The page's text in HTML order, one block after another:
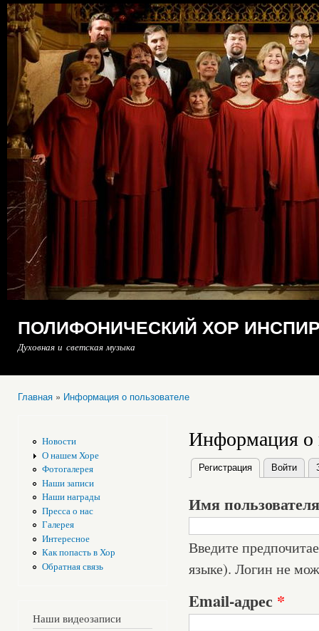
ПОЛИФОНИЧЕСКИЙ ХОР
Духовная и светская музыка
Главная » Информация о пользователе
Новости
О нашем Хоре
Фотогалерея
Наши записи
Наши награды
Пресса о нас
Галерея
Интересное
Как попасть в Хор
Обратная связь
Наши видеозаписи
Информация о
Главные вкладки
Регистрация (активная
Войти
Имя
Введите
языке). Логин не
Email-адрес *